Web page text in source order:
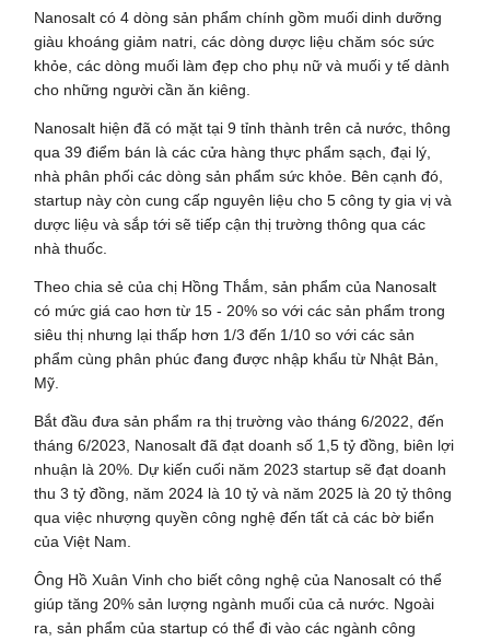
Nanosalt có 4 dòng sản phẩm chính gồm muối dinh dưỡng
giàu khoáng giảm natri, các dòng dược liệu chăm sóc sức
khỏe, các dòng muối làm đẹp cho phụ nữ và muối y tế dành
cho những người cần ăn kiêng.
Nanosalt hiện đã có mặt tại 9 tỉnh thành trên cả nước, thông
qua 39 điểm bán là các cửa hàng thực phẩm sạch, đại lý,
nhà phân phối các dòng sản phẩm sức khỏe. Bên cạnh đó,
startup này còn cung cấp nguyên liệu cho 5 công ty gia vị và
dược liệu và sắp tới sẽ tiếp cận thị trường thông qua các
nhà thuốc.
Theo chia sẻ của chị Hồng Thắm, sản phẩm của Nanosalt
có mức giá cao hơn từ 15 - 20% so với các sản phẩm trong
siêu thị nhưng lại thấp hơn 1/3 đến 1/10 so với các sản
phẩm cùng phân phúc đang được nhập khẩu từ Nhật Bản,
Mỹ.
Bắt đầu đưa sản phẩm ra thị trường vào tháng 6/2022, đến
tháng 6/2023, Nanosalt đã đạt doanh số 1,5 tỷ đồng, biên lợi
nhuận là 20%. Dự kiến cuối năm 2023 startup sẽ đạt doanh
thu 3 tỷ đồng, năm 2024 là 10 tỷ và năm 2025 là 20 tỷ thông
qua việc nhượng quyền công nghệ đến tất cả các bờ biển
của Việt Nam.
Ông Hồ Xuân Vinh cho biết công nghệ của Nanosalt có thể
giúp tăng 20% sản lượng ngành muối của cả nước. Ngoài
ra, sản phẩm của startup có thể đi vào các ngành công